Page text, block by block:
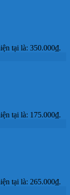
tại là: 350.000₫.
tại là: 175.000₫.
tại là: 265.000₫.